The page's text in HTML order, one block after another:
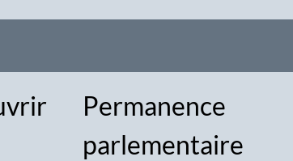
Permanence
parlementaire